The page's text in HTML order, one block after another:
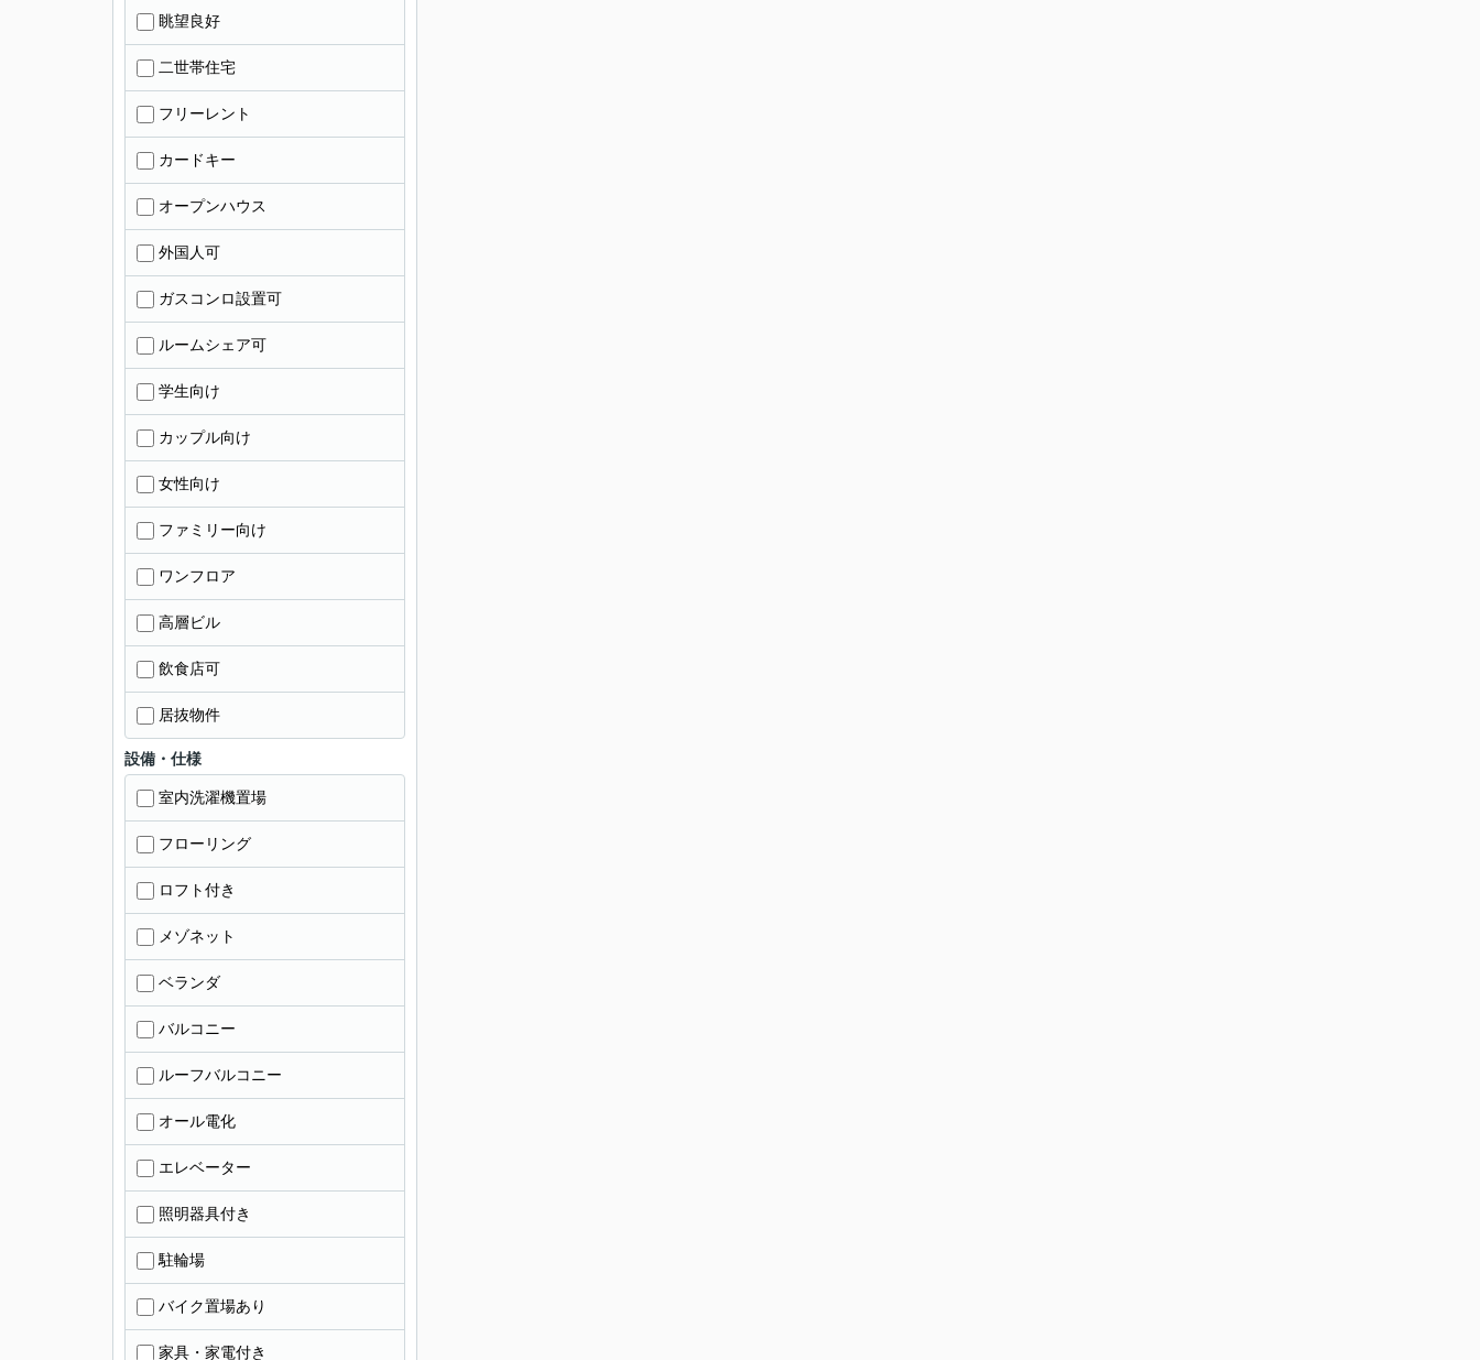
眺望良好
二世帯住宅
フリーレント
カードキー
オープンハウス
外国人可
ガスコンロ設置可
ルームシェア可
学生向け
カップル向け
女性向け
ファミリー向け
ワンフロア
高層ビル
飲食店可
居抜物件
設備・仕様
室内洗濯機置場
フローリング
ロフト付き
メゾネット
ベランダ
バルコニー
ルーフバルコニー
オール電化
エレベーター
照明器具付き
駐輪場
バイク置場あり
家具・家電付き